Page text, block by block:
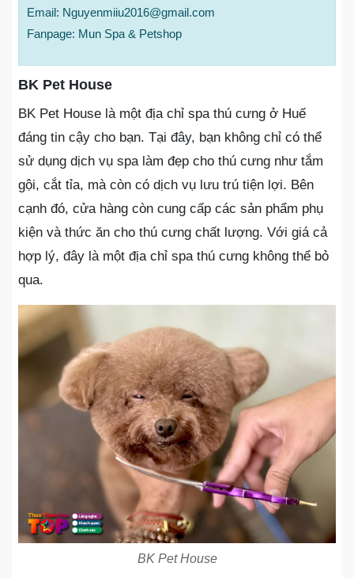
Email: Nguyenmiiu2016@gmail.com
Fanpage: Mun Spa & Petshop
BK Pet House
BK Pet House là một địa chỉ spa thú cưng ở Huế
đáng tin cậy cho bạn. Tại đây, bạn không chỉ có thể
sử dụng dịch vụ spa làm đẹp cho thú cưng như tắm
gội, cắt tỉa, mà còn có dịch vụ lưu trú tiện lợi. Bên
cạnh đó, cửa hàng còn cung cấp các sản phẩm phụ
kiện và thức ăn cho thú cưng chất lượng. Với giá cả
hợp lý, đây là một địa chỉ spa thú cưng không thể bỏ
qua.
BK Pet House